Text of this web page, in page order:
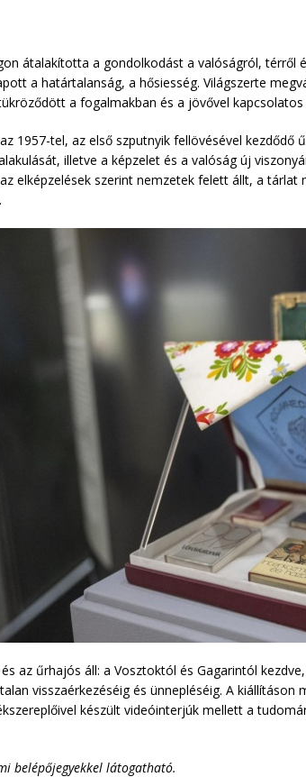
átalakította a gondolkodást a valóságról, térről
a határtalanság, a hősiesség. Világszerte
a fogalmakban és a jövővel
1957-tel, az első szputnyik fellövésével kezdődő
illetve a képzelet és a valóság új
elképzelések szerint nemzetek felett állt, a
az űrhajós áll: a Vosztoktól és Gagarintól
visszaérkezéséig és ünnepléséig. A
készült videóinterjúk mellett a
belépőjegyekkel látogatható.